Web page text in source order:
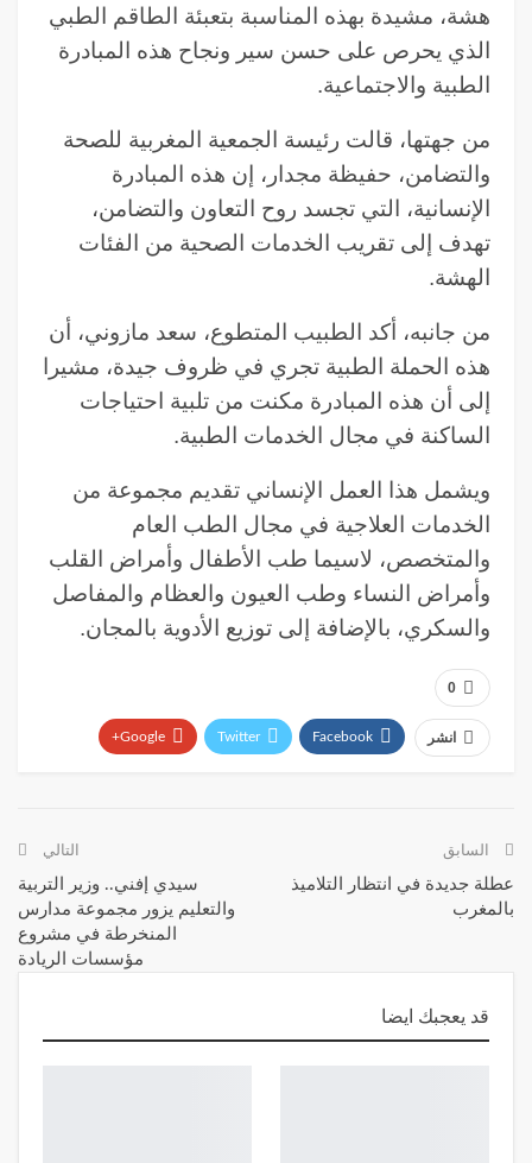
هشة، مشيدة بهذه المناسبة بتعبئة الطاقم الطبي
الذي يحرص على حسن سير ونجاح هذه المبادرة
الطبية والاجتماعية.
من جهتها، قالت رئيسة الجمعية المغربية للصحة
والتضامن، حفيظة مجدار، إن هذه المبادرة
الإنسانية، التي تجسد روح التعاون والتضامن،
تهدف إلى تقريب الخدمات الصحية من الفئات
الهشة.
من جانبه، أكد الطبيب المتطوع، سعد مازوني، أن
هذه الحملة الطبية تجري في ظروف جيدة، مشيرا
إلى أن هذه المبادرة مكنت من تلبية احتياجات
الساكنة في مجال الخدمات الطبية.
ويشمل هذا العمل الإنساني تقديم مجموعة من
الخدمات العلاجية في مجال الطب العام
والمتخصص، لاسيما طب الأطفال وأمراض القلب
وأمراض النساء وطب العيون والعظام والمفاصل
والسكري، بالإضافة إلى توزيع الأدوية بالمجان.
0
انشر Facebook
Twitter
Google+
السابق
عطلة جديدة في انتظار التلاميذ
بالمغرب
التالي
سيدي إفني.. وزير التربية
والتعليم يزور مجموعة مدارس
المنخرطة في مشروع
مؤسسات الريادة
قد يعجبك ايضا